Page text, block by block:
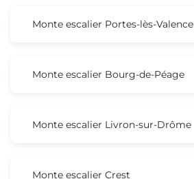
Monte escalier Portes-lès-Valence
Monte escalier Bourg-de-Péage
Monte escalier Livron-sur-Drôme
Monte escalier Crest